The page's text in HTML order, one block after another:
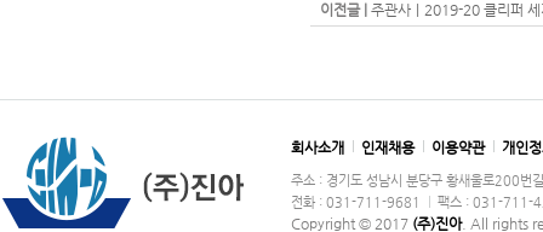
이전글 | 주관사｜2019-20 클리퍼
회사소개 인재채용 이용약관 개인
주소 : 경기도 성남시 분당구 황새울로200
전화 : 031-711-9681
팩스 : 031-711-
Copyright © 2017 (주)진아. All rights